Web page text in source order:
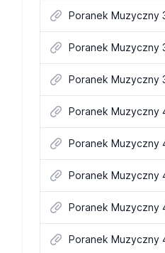
Poranek Muzyczny
Poranek Muzyczny
Poranek Muzyczny
Poranek Muzyczny
Poranek Muzyczny
Poranek Muzyczny
Poranek Muzyczny